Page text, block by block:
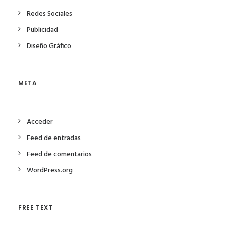
Redes Sociales
Publicidad
Diseño Gráfico
META
Acceder
Feed de entradas
Feed de comentarios
WordPress.org
FREE TEXT